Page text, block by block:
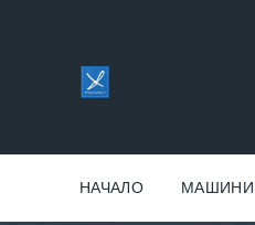
НАЧАЛО МАШИНИ